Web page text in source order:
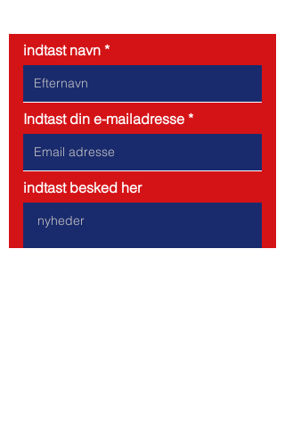
indtast navn
Indtast din e-mailadresse
indtast besked her